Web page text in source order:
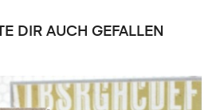
DIR AUCH GEFALLEN